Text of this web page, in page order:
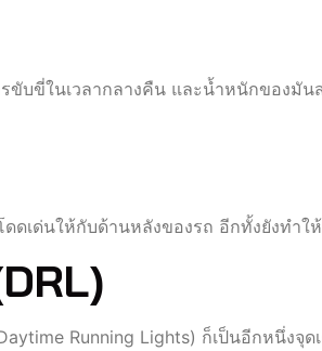
บขี่ในเวลากลางคืน และน้ำหนักของมั
ดเด่นให้กับด้านหลังของรถ อีกทั้งยังทำ
Running Lights) ก็เป็นอีกหนึ่งจุ